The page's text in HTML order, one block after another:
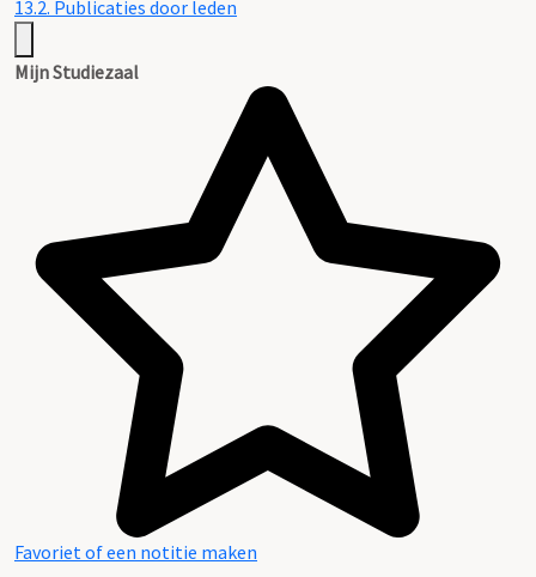
13.2. Publicaties door leden
Mijn Studiezaal
Favoriet of een notitie maken